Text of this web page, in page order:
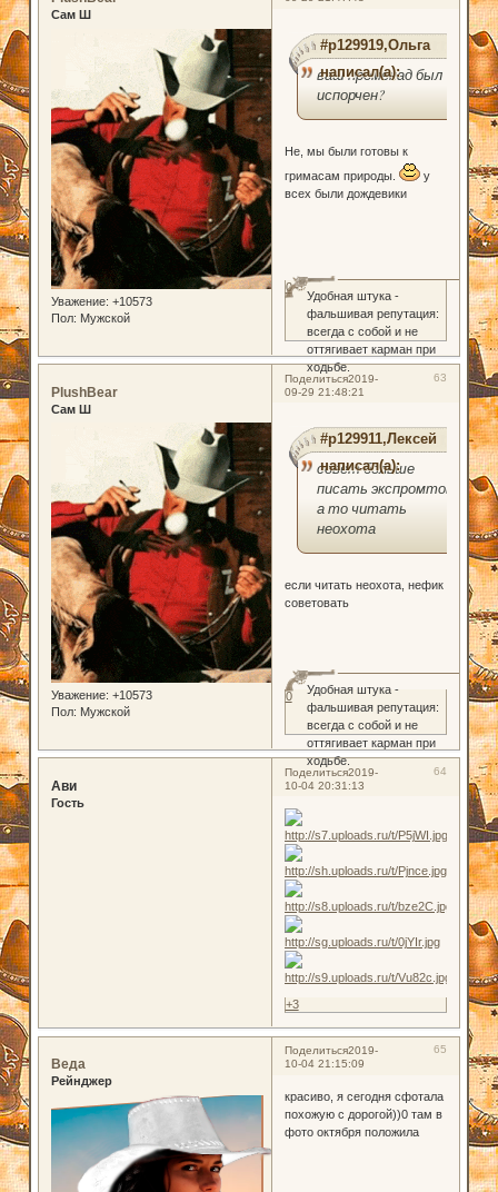
Сам Ш
Уважение: +10573
Пол: Мужской
#p129919,Ольга
написал(а):
ваш променад был
испорчен?
Не, мы были готовы к
гримасам природы.
у
всех были дождевики
Удобная штука -
фальшивая репутация:
всегда с собой и не
оттягивает карман при
ходьбе.
0
Поделиться 63
2019-
09-29 21:48:21
PlushBear
Сам Ш
Уважение: +10573
Пол: Мужской
#p129911,Лексей
написал(а):
совет больше
писать экспромтов
а то читать
неохота
если читать неохота, нефик
советовать
Удобная штука -
фальшивая репутация:
всегда с собой и не
оттягивает карман при
ходьбе.
0
Поделиться 64
2019-
10-04 20:31:13
Ави
Гость
+3
Поделиться 65
2019-
10-04 21:15:09
Веда
Рейнджер
красиво, я сегодня сфотала
похожую с дорогой))0 там в
фото октября положила